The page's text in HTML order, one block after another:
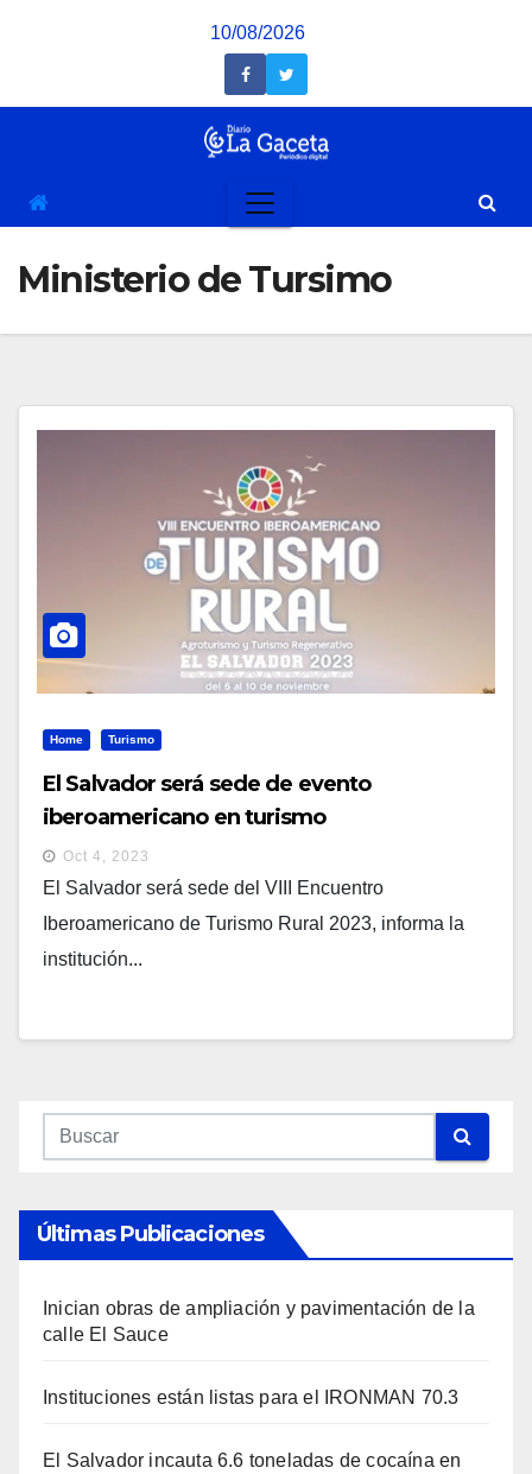
10/08/2026
Ministerio de Tursimo
Home Turismo
El Salvador será sede de evento
iberoamericano en turismo
Oct 4, 2023
El Salvador será sede del VIII Encuentro
Iberoamericano de Turismo Rural 2023, informa la
institución...
Últimas Publicaciones
Inician obras de ampliación y pavimentación de la
calle El Sauce
Instituciones están listas para el IRONMAN 70.3
El Salvador incauta 6.6 toneladas de cocaína en